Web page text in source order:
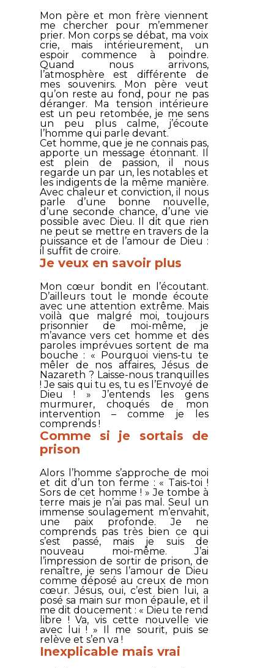
Mon père et mon frère viennent
me chercher pour m’emmener
prier. Mon corps se débat, ma voix
crie, mais intérieurement, un
espoir commence à poindre.
Quand nous arrivons,
l’atmosphère est différente de
mes souvenirs. Mon père veut
qu’on reste au fond, pour ne pas
déranger. Ma tension intérieure
est un peu retombée, je me sens
un peu plus calme, j’écoute
l’homme qui parle devant.
Cet homme, que je ne connais pas,
apporte un message étonnant. Il
est plein de passion, il nous
regarde un par un, les notables et
les indigents de la même manière.
Avec chaleur et conviction, il nous
parle d’une bonne nouvelle,
d’une seconde chance, d’une vie
possible avec Dieu. Il dit que rien
ne peut se mettre en travers de la
puissance et de l’amour de Dieu :
il suffit de croire.
Je veux en savoir plus
Mon cœur bondit en l’écoutant.
D’ailleurs tout le monde écoute
avec une attention extrême. Mais
voilà que malgré moi, toujours
prisonnier de moi-même, je
m’avance vers cet homme et des
paroles imprévues sortent de ma
bouche : « Pourquoi viens-tu te
mêler de nos affaires, Jésus de
Nazareth ? Laisse-nous tranquilles
! Je sais qui tu es, tu es l’Envoyé de
Dieu ! » J’entends les gens
murmurer, choqués de mon
intervention – comme je les
comprends !
Comme si je sortais de
prison
Alors l’homme s’approche de moi
et dit d’un ton ferme : « Tais-toi !
Sors de cet homme ! » Je tombe à
terre mais je n’ai pas mal. Seul un
immense soulagement m’envahit,
une paix profonde. Je ne
comprends pas très bien ce qui
s’est passé, mais je suis de
nouveau moi-même. J’ai
l’impression de sortir de prison, de
renaître, je sens l’amour de Dieu
comme déposé au creux de mon
cœur. Jésus, oui, c’est bien lui, a
posé sa main sur mon épaule, et il
me dit doucement : « Dieu te rend
libre ! Va, vis cette nouvelle vie
avec lui ! » Il me sourit, puis se
relève et s’en va !
Inexplicable mais vrai